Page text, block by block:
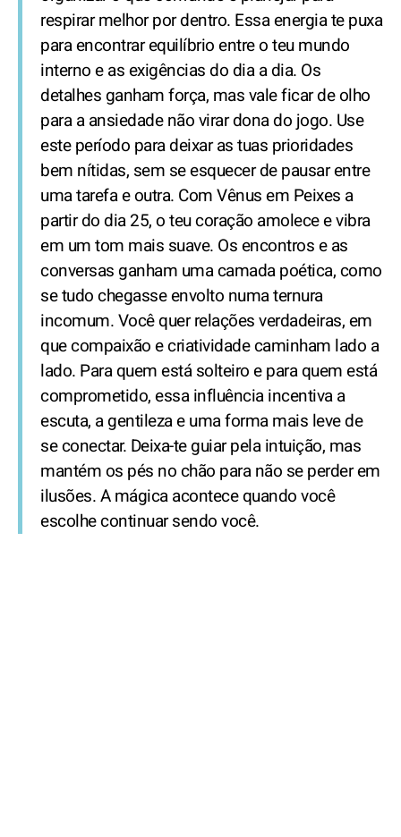
respirar melhor por dentro. Essa energia te puxa
para encontrar equilíbrio entre o teu mundo
interno e as exigências do dia a dia. Os
detalhes ganham força, mas vale ficar de olho
para a ansiedade não virar dona do jogo. Use
este período para deixar as tuas prioridades
bem nítidas, sem se esquecer de pausar entre
uma tarefa e outra. Com Vênus em Peixes a
partir do dia 25, o teu coração amolece e vibra
em um tom mais suave. Os encontros e as
conversas ganham uma camada poética, como
se tudo chegasse envolto numa ternura
incomum. Você quer relações verdadeiras, em
que compaixão e criatividade caminham lado a
lado. Para quem está solteiro e para quem está
comprometido, essa influência incentiva a
escuta, a gentileza e uma forma mais leve de
se conectar. Deixa-te guiar pela intuição, mas
mantém os pés no chão para não se perder em
ilusões. A mágica acontece quando você
escolhe continuar sendo você.